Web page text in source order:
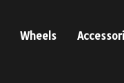
Wheels